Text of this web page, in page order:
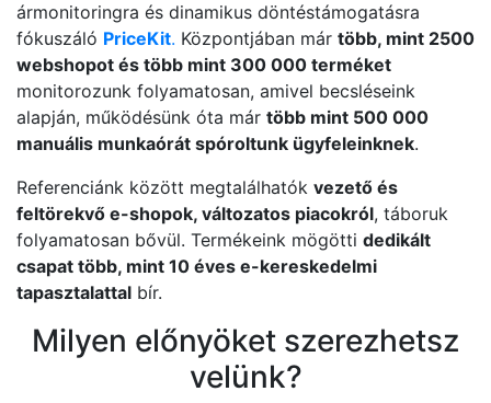
ármonitoringra és dinamikus döntéstámogatásra
fókuszáló PriceKit. Központjában már több, mint 2500
webshopot és több mint 300 000 terméket
monitorozunk folyamatosan, amivel becsléseink
alapján, működésünk óta már több mint 500 000
manuális munkaórát spóroltunk ügyfeleinknek.
Referenciánk között megtalálhatók vezető és
feltörekvő e-shopok, változatos piacokról, táboruk
folyamatosan bővül. Termékeink mögötti dedikált
csapat több, mint 10 éves e-kereskedelmi
tapasztalattal bír.
Milyen előnyöket szerezhetsz
velünk?